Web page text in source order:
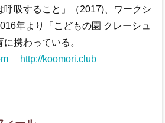
呼吸すること」（2017)、ワークシ
年より「こどもの園 クレーシュ
携わっている。
http://koomori.club